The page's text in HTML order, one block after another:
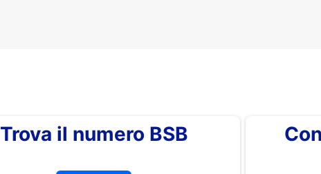
Trova il numero BSB